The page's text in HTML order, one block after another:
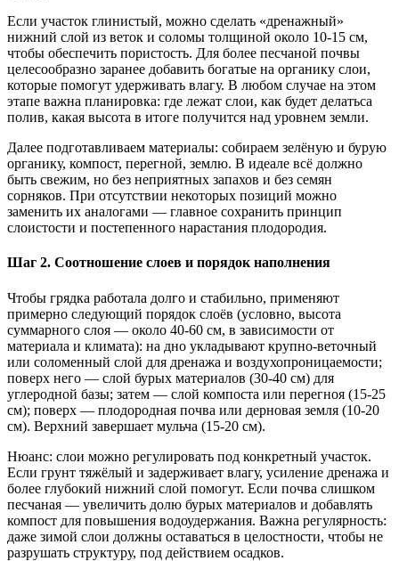
Если участок глинистый, можно сделать «дренажный»
нижний слой из веток и соломы толщиной около 10-15 см,
чтобы обеспечить пористость. Для более песчаной почвы
целесообразно заранее добавить богатые на органику слои,
которые помогут удерживать влагу. В любом случае на этом
этапе важна планировка: где лежат слои, как будет делатьсa
полив, какая высота в итоге получится над уровнем земли.
Далее подготавливаем материалы: собираем зелёную и бурую
органику, компост, перегной, землю. В идеале всё должно
быть свежим, но без неприятных запахов и без семян
сорняков. При отсутствии некоторых позиций можно
заменить их аналогами — главное сохранить принцип
слоистости и постепенного нарастания плодородия.
Шаг 2. Соотношение слоев и порядок наполнения
Чтобы грядка работала долго и стабильно, применяют
примерно следующий порядок слоёв (условно, высота
суммарного слоя — около 40-60 см, в зависимости от
материала и климата): на дно укладывают крупно-веточный
или соломенный слой для дренажа и воздухопроницаемости;
поверх него — слой бурых материалов (30-40 см) для
углеродной базы; затем — слой компоста или перегноя (15-25
см); поверх — плодородная почва или дерновая земля (10-20
см). Верхний завершает мульча (15-20 см).
Нюанс: слои можно регулировать под конкретный участок.
Если грунт тяжёлый и задерживает влагу, усиление дренажа и
более глубокий нижний слой помогут. Если почва слишком
песчаная — увеличить долю бурых материалов и добавлять
компост для повышения водоудержания. Важна регулярность:
даже зимой слои должны оставаться в целостности, чтобы не
разрушать структуру, под действием осадков.